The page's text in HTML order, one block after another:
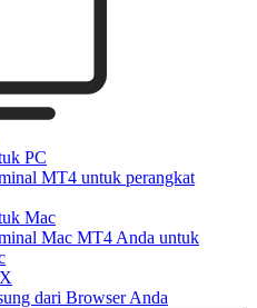
PC
MT4 untuk perangkat
Mac
Mac MT4 Anda untuk
dari Browser Anda